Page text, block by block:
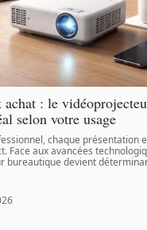
achat : le
selon votre usage
chaque présentation
Face aux avancées
bureautique devient